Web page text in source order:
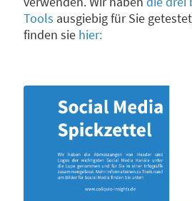
Tools ausgiebig für Sie
finden sie hier: